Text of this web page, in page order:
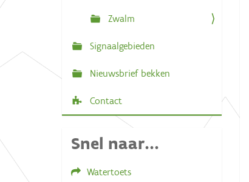
Zwalm
Signaalgebieden
Nieuwsbrief bekken
Contact
Snel naar...
Watertoets